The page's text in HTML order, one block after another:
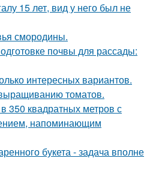
15 лет, вид у него был не
смородины.
почвы для рассады:
интересных вариантов.
томатов.
350 квадратных метров с
напоминающим
букета - задача вполне